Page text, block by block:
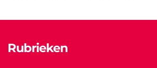
Rubrieken